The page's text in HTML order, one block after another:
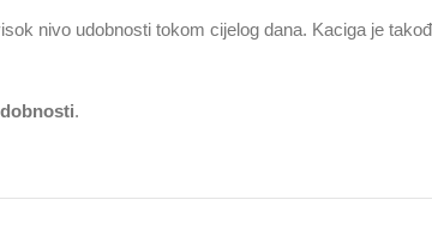
nivo udobnosti tokom cijelog dana. Kaciga je
.